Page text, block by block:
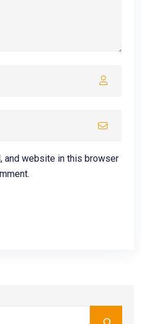
and website in this browser